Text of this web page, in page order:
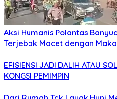
Aksi Humanis Polantas
Terjebak Macet dengan
EFISIENSI JADI DALIH ATAU
KONGSI PEMIMPIN